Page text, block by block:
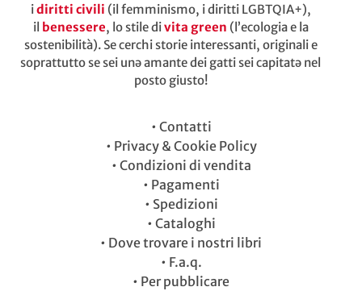
idiritti civili (il femminismo, i diritti LGBTQIA+),
il benessere, lo stile divita green (l’ecologia e la
sostenibilità). Se cerchi storie interessanti, originali e
soprattutto se sei unə amante dei gatti sei capitatə nel
posto giusto!
• Contatti
• Privacy & Cookie Policy
• Condizioni di vendita
• Pagamenti
• Spedizioni
• Cataloghi
• Dove trovare i nostri libri
• F.a.q.
• Per pubblicare